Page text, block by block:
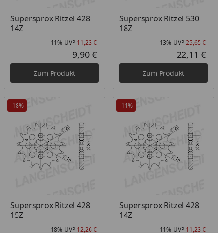
Supersprox Ritzel 428
14Z
Rabatt in Prozent
-11%
Ursprünglicher Preis
UVP11,23 €
Aktueller Preis
9,90 €
Zum Produkt
Supersprox Ritzel 530
18Z
-13% UVP25,65 €
22,11 €
Zum Produkt
-18%
Supersprox Ritzel 428
15Z
-18% UVP12,26 €
-11%
Supersprox Ritzel 428
14Z
-11% UVP11,23 €